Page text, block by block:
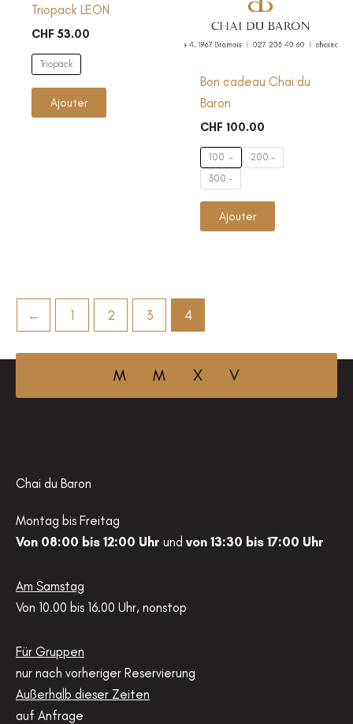
Triopack LEON
CHF 53.00
Triopack
Ajouter
Ce
produit
sur
du
Bon cadeau Chai du
Baron
CHF 100.00
100 .-
200.-
300.-
Ajouter
Ce
produit
peuvent
choisies
← 1 2 3 4
M M X V
Chai du Baron
Montag bis Freitag
Von 08:00 bis 12:00 Uhr und von 13:30 bis 17:00 Uhr
Am Samstag
Von 10.00 bis 16.00 Uhr, nonstop
Für Gruppen
nur nach vorheriger Reservierung
Außerhalb dieser Zeiten
auf Anfrage